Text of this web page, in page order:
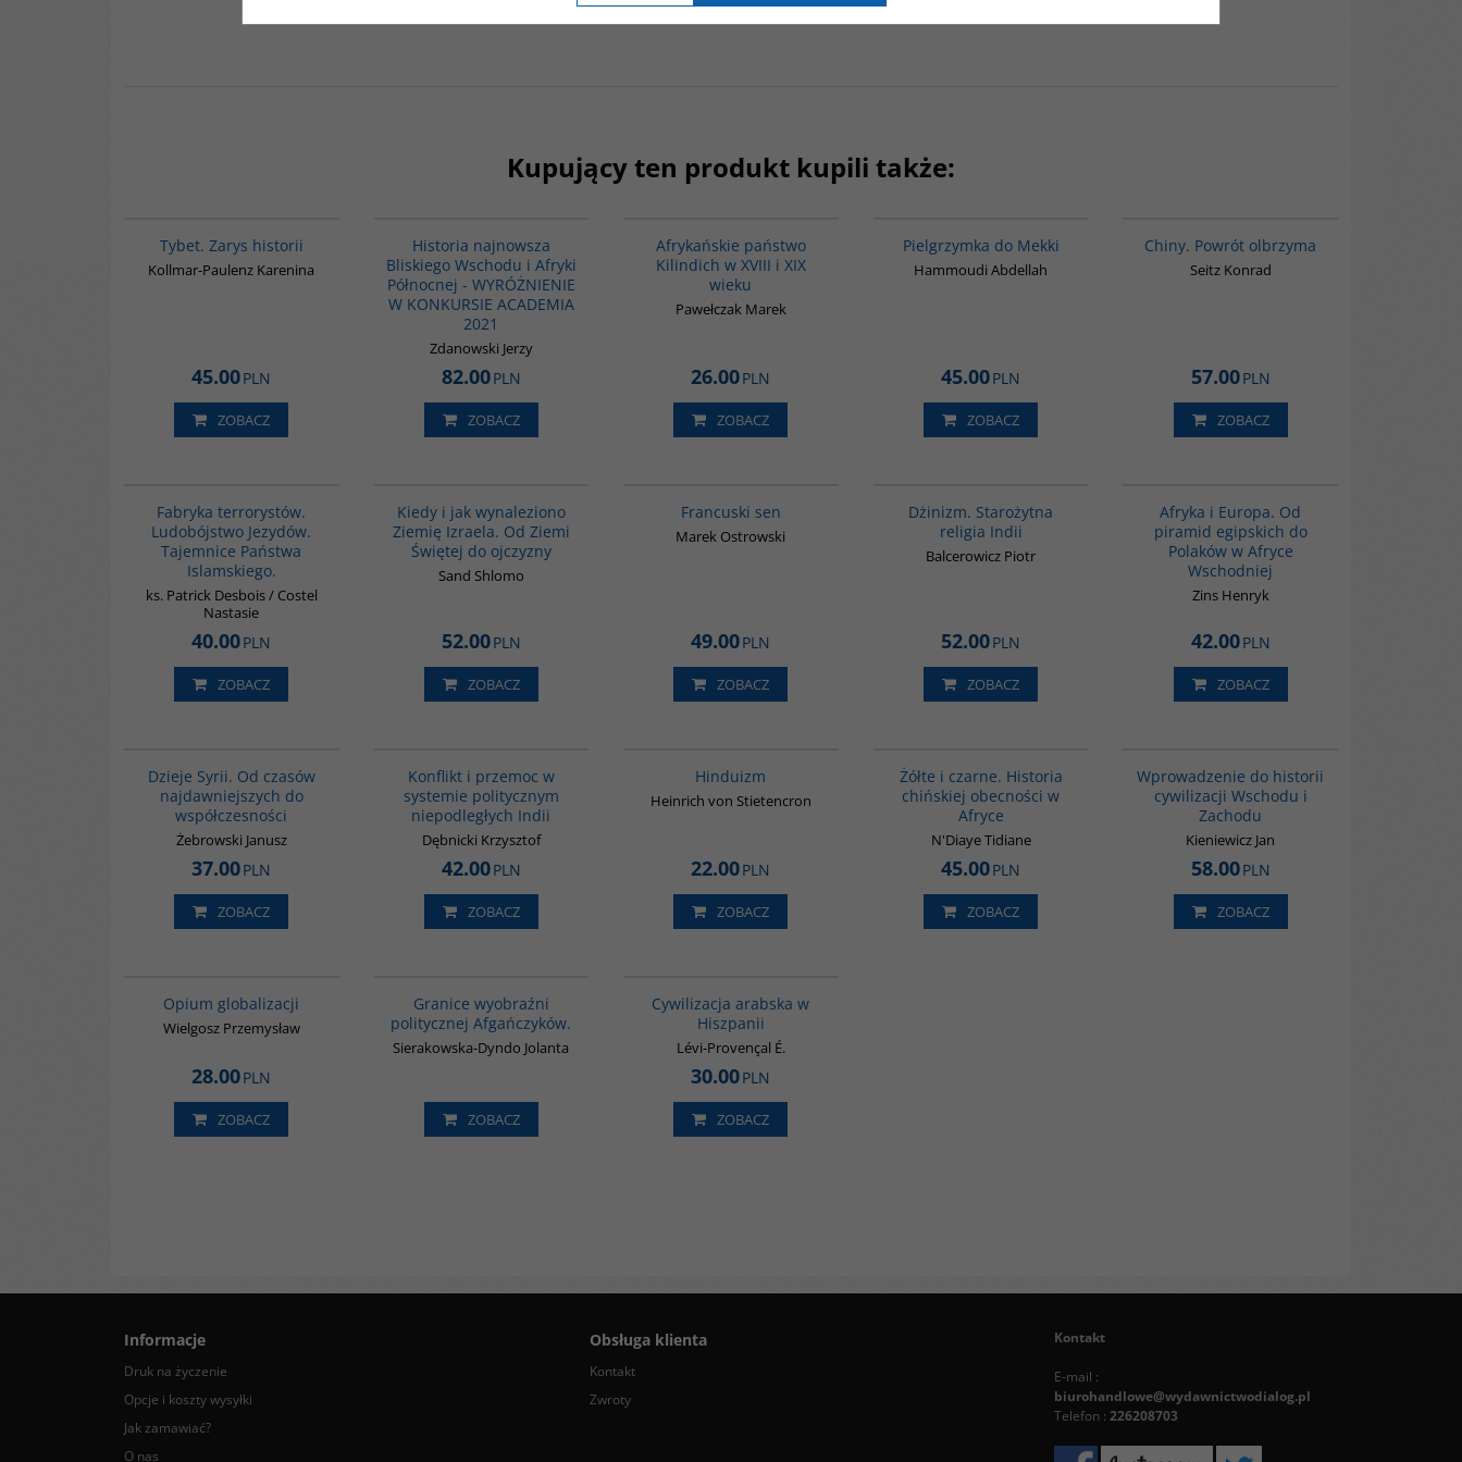
Kupujący ten produkt kupili także:
Tybet. Zarys historii
Kollmar-Paulenz Karenina
45.00PLN
ZOBACZ
Historia najnowsza
Bliskiego Wschodu i Afryki
Północnej - WYRÓŻNIENIE
W KONKURSIE ACADEMIA
2021
Zdanowski Jerzy
82.00PLN
ZOBACZ
Afrykańskie państwo
Kilindich w XVIII i XIX
wieku
Pawełczak Marek
26.00PLN
ZOBACZ
Pielgrzymka do Mekki
Hammoudi Abdellah
45.00PLN
ZOBACZ
Chiny. Powrót olbrzyma
Seitz Konrad
57.00PLN
ZOBACZ
Fabryka terrorystów.
Ludobójstwo Jezydów.
Tajemnice Państwa
Islamskiego.
ks. Patrick Desbois / Costel
Nastasie
40.00PLN
ZOBACZ
Kiedy i jak wynaleziono
Ziemię Izraela. Od Ziemi
Świętej do ojczyzny
Sand Shlomo
52.00PLN
ZOBACZ
Francuski sen
Marek Ostrowski
49.00PLN
ZOBACZ
Dżinizm. Starożytna
religia Indii
Balcerowicz Piotr
52.00PLN
ZOBACZ
Afryka i Europa. Od
piramid egipskich do
Polaków w Afryce
Wschodniej
Zins Henryk
42.00PLN
ZOBACZ
Dzieje Syrii. Od czasów
najdawniejszych do
współczesności
Żebrowski Janusz
37.00PLN
ZOBACZ
Konflikt i przemoc w
systemie politycznym
niepodległych Indii
Dębnicki Krzysztof
42.00PLN
ZOBACZ
Hinduizm
Heinrich von Stietencron
22.00PLN
ZOBACZ
Żółte i czarne. Historia
chińskiej obecności w
Afryce
N'Diaye Tidiane
45.00PLN
ZOBACZ
Wprowadzenie do historii
cywilizacji Wschodu i
Zachodu
Kieniewicz Jan
58.00PLN
ZOBACZ
Opium globalizacji
Wielgosz Przemysław
28.00PLN
ZOBACZ
Granice wyobraźni
politycznej Afgańczyków.
Sierakowska-Dyndo Jolanta
ZOBACZ
Cywilizacja arabska w
Hiszpanii
Lévi-Provençal É.
30.00PLN
ZOBACZ
Informacje
Druk na życzenie
Opcje i koszty wysyłki
Jak zamawiać?
O nas
Obsługa klienta
Kontakt
Zwroty
Kontakt
E-mail :
biurohandlowe@wydawnictwodialog.pl
Telefon : 226208703